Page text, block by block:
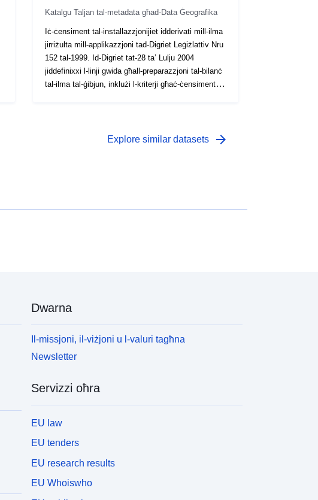
Katalgu Taljan tal-metadata għad-Data Ġeografika
Iċ-ċensiment tal-installazzjonijiet idderivati mill-ilma
jirriżulta mill-applikazzjoni tad-Digriet Leġiżlattiv Nru
152 tal-1999. Id-Digriet tat-28 ta’ Lulju 2004
jiddefinixxi l-linji gwida għall-preparazzjoni tal-bilanċ
tal-ilma tal-ġibjun, inklużi l-kriterji għaċ-ċensiment
Artikolu 7 tad-Digriet Leġiżlattiv 18/2003
Explore similar datasets arrow_forward
Dwarna
Il-missjoni, il-viżjoni u l-valuri tagħna
Newsletter
Servizzi oħra
EU law
EU tenders
EU research results
EU Whoiswho